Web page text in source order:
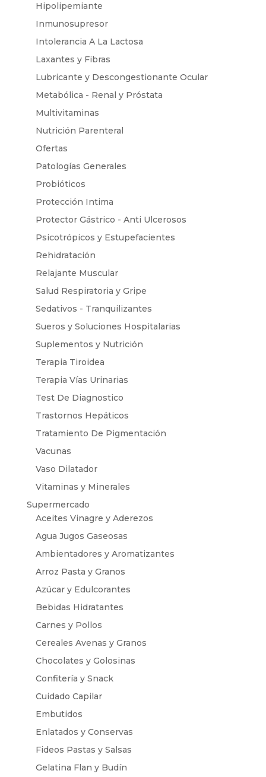
Hipolipemiante
Inmunosupresor
Intolerancia A La Lactosa
Laxantes y Fibras
Lubricante y Descongestionante Ocular
Metabólica - Renal y Próstata
Multivitaminas
Nutrición Parenteral
Ofertas
Patologías Generales
Probióticos
Protección Intima
Protector Gástrico - Anti Ulcerosos
Psicotrópicos y Estupefacientes
Rehidratación
Relajante Muscular
Salud Respiratoria y Gripe
Sedativos - Tranquilizantes
Sueros y Soluciones Hospitalarias
Suplementos y Nutrición
Terapia Tiroidea
Terapia Vías Urinarias
Test De Diagnostico
Trastornos Hepáticos
Tratamiento De Pigmentación
Vacunas
Vaso Dilatador
Vitaminas y Minerales
Supermercado
Aceites Vinagre y Aderezos
Agua Jugos Gaseosas
Ambientadores y Aromatizantes
Arroz Pasta y Granos
Azúcar y Edulcorantes
Bebidas Hidratantes
Carnes y Pollos
Cereales Avenas y Granos
Chocolates y Golosinas
Confitería y Snack
Cuidado Capilar
Embutidos
Enlatados y Conservas
Fideos Pastas y Salsas
Gelatina Flan y Budín